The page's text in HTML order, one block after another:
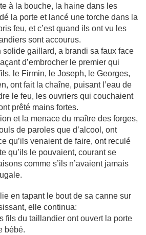
à la bouche, la haine dans les
la porte et lancé une torche dans la
feu, et c’est quand ils ont vu les
sont accourus.
solide gaillard, a brandi sa faux face
d’embrocher le premier qui
le Firmin, le Joseph, le Georges,
ont fait la chaîne, puisant l’eau de
le feu, les ouvriers qui couchaient
prêté mains fortes.
et la menace du maître des forges,
de paroles que d’alcool, ont
qu’ils venaient de faire, ont reculé
qu’ils le pouvaient, courant se
comme s’ils n’avaient jamais
en tapant le bout de sa canne sur
elle continua:
fils du taillandier ont ouvert la porte
bébé.